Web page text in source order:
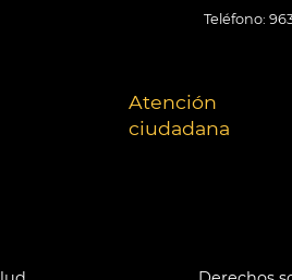
Teléfono:
Atención
ciudadana